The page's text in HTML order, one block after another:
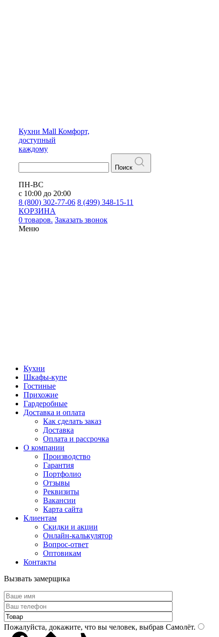
Кухни Mall Комфорт,
доступный
каждому
Поиск
ПН-ВС
с 10:00 до 20:00
8 (800) 302-77-06 8 (499) 348-15-11
КОРЗИНА
0 товаров. Заказать звонок
Меню
Кухни
Шкафы-купе
Гостиные
Прихожие
Гардеробные
Доставка и оплата
Как сделать заказ
Доставка
Оплата и рассрочка
О компании
Производство
Гарантия
Портфолио
Отзывы
Реквизиты
Вакансии
Карта сайта
Клиентам
Скидки и акции
Онлайн-калькулятор
Вопрос-ответ
Оптовикам
Контакты
Вызвать замерщика
Пожалуйста, докажите, что вы человек, выбрав Самолёт.